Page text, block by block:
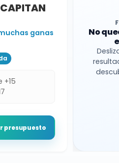
ganas
+15
presupuesto
No